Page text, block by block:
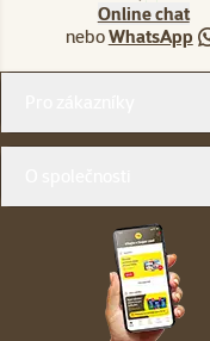
Online chat
neboWhatsApp